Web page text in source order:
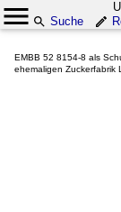
Suche
EMBB 52 8154-8 als
ehemaligen Zuckerfabrik